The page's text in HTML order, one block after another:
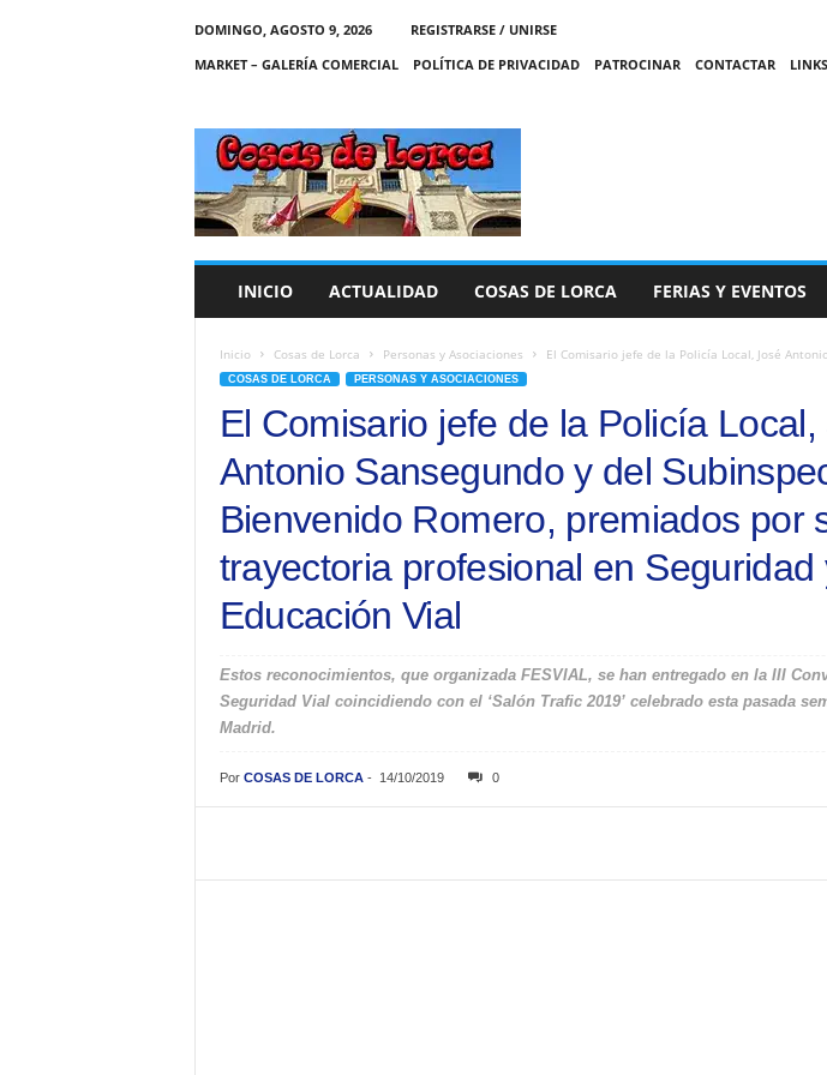
DOMINGO, AGOSTO 9, 2026
REGISTRARSE / UNIRSE
MARKET – GALERÍA COMERCIAL
POLÍTICA DE PRIVACIDAD PATROCINAR CONTACTAR
C
A
S
INICIO ACTUALIDAD COSAS DE LORCA FERIAS Y EVENTOS
Inicio Cosas de Lorca Personas y Asociaciones El Comisario jefe de la Policía Local, José
COSAS DE LORCA PERSONAS Y ASOCIACIONES
El Comisario jefe de la Policía Local,
Antonio Sansegundo y del
Bienvenido Romero, premiados por
trayectoria profesional en Seguridad
Educación Vial
Estos reconocimientos, que organizada FESVIAL, se han entregado en la III
Seguridad Vial coincidiendo con el ‘Salón Trafic 2019’ celebrado esta pasada
Madrid.
Por COSAS DE LORCA- 14/10/2019 0